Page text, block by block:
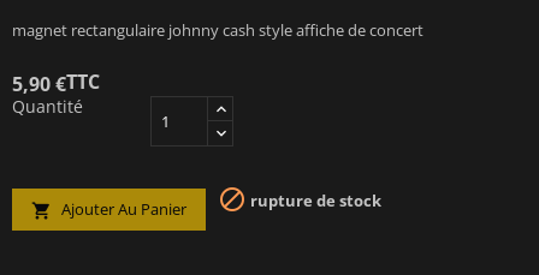
magnet rectangulaire johnny cash style affiche de concert
5,90 €TTC
Quantité
 Ajouter Au Panier  rupture de stock